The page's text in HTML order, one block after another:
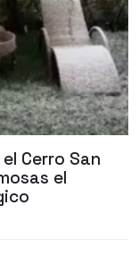
Cerro San
el